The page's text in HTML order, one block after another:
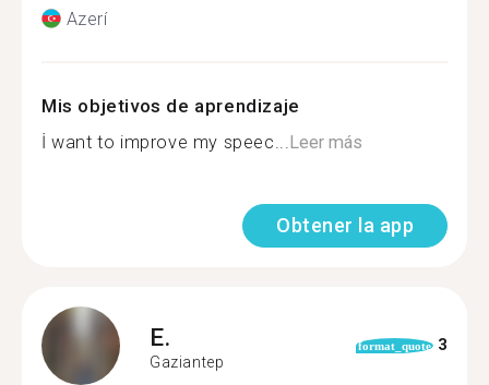
Azerí
Mis objetivos de aprendizaje
İ want to improve my speec... Leer más
Obtener la app
E.
Gaziantep
format_quote 3